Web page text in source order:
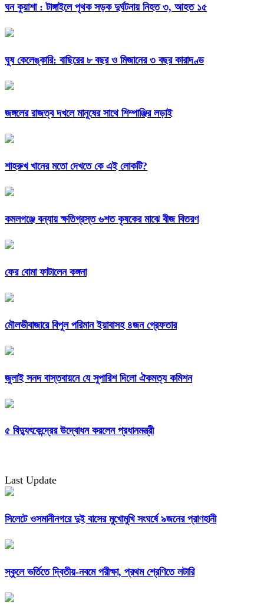
ঘন কুয়াশা : টাঙ্গাইলে পৃথক সড়ক দুর্ঘটনায় নিহত ৩, আহত ১৫
ঘুষ কেলেঙ্কারি: বাছিরের ৮ বছর ও মিজানের ৩ বছর কারাদণ্ড
জঙ্গলের রাজত্ব দখলে মানুষের সাথে শিম্পাঞ্জির লড়াই
শাহরুখ খানের মতো দেখতে কে এই লোকটি?
কমলগঞ্জে বন্যায় ক্ষতিগ্রস্ত ৬শত কৃষকের মাঝে বীজ বিতরণ
ফের বোমা ফাটালেন কঙ্গনা
মৌলভীবাজারে বিপুল পরিমান ইয়াবাসহ ৪জন গ্রেফতার
জুলাই সনদ বাস্তবায়নে যে সুপারিশ দিলো ঐকমত্য কমিশন
৫ বিদ্যুৎকেন্দ্রের উদ্বোধন করলেন প্রধানমন্ত্রী
Last Update
সিলেটে ওসমানীনগরে দুই বাসের মুখোমুখি সংঘর্ষে ৯জনের প্রাণহানী
স্কুলে ভর্তিতে দ্বিতীয়-নবমে পরীক্ষা, প্রথম শ্রেণিতে লটারি